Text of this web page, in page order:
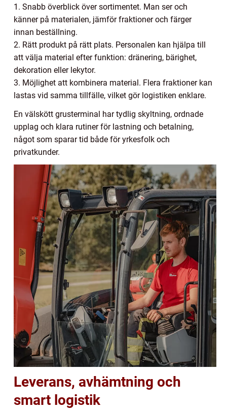
1. Snabb överblick över sortimentet. Man ser och
känner på materialen, jämför fraktioner och färger
innan beställning.
2. Rätt produkt på rätt plats. Personalen kan hjälpa till
att välja material efter funktion: dränering, bärighet,
dekoration eller lekytor.
3. Möjlighet att kombinera material. Flera fraktioner kan
lastas vid samma tillfälle, vilket gör logistiken enklare.
En välskött grusterminal har tydlig skyltning, ordnade
upplag och klara rutiner för lastning och betalning,
något som sparar tid både för yrkesfolk och
privatkunder.
Leverans, avhämtning och
smart logistik